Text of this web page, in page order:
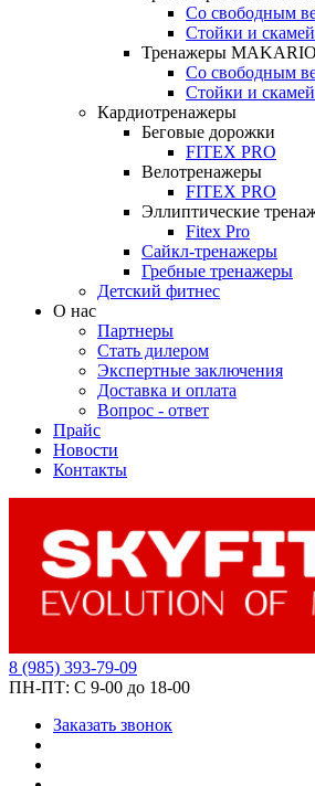
Со свободным
Стойки и
Тренажеры
Со свободным
Стойки и
Кардиотренажеры
Беговые дорожки
FITEX PRO
Велотренажеры
FITEX PRO
Эллиптические
Fitex Pro
Сайкл-тренажеры
Гребные тренажеры
Детский фитнес
О нас
Партнеры
Стать дилером
Экспертные заключения
Доставка и оплата
Вопрос - ответ
Прайс
Новости
Контакты
8 (985) 393-79-09
ПН-ПТ: С 9-00 до 18-00
Заказать звонок